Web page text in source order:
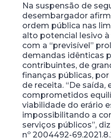
Na suspensão de
desembargador
ordem pública nas
alto potencial lesivo
com a “previsível”
demandas idênticas
contribuintes, de
finanças públicas,
de receita. “De saída,
comprometidos
viabilidade do erário
impossibilitando a
serviços públicos”,
nº 2004492-